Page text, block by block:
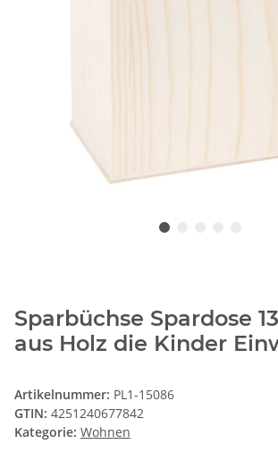
Sparbüchse Spardose
aus Holz die Kinder
Artikelnummer: PL1-15086
GTIN: 4251240677842
Kategorie: Wohnen